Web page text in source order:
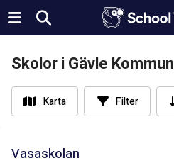
Skolor i Gävle Kommun
Karta Filter
Vasaskolan